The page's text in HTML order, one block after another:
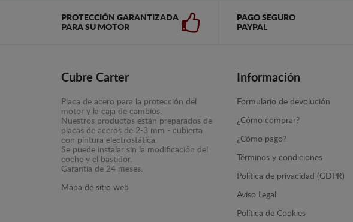
PROTECCIÓN GARANTIZADA
PARA SU MOTOR
PAGO SEGURO
PAYPAL
Cubre Carter
Placa de acero para la protección del
motor y la caja de cambios.
Nuestros productos están preparados de
placas de aceros de 2-3 mm - cubierta
con pintura electrostática.
Se puede instalar sin la modificación del
coche y el bastidor.
Garantía de 24 meses.
Mapa de sitio web
Información
Formulario de devolución
¿Cómo comprar?
¿Cómo pago?
Términos y condiciones
Política de privacidad (GDPR)
Aviso Legal
Política de Cookies